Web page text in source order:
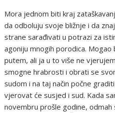
Mora jednom biti kraj
da odboluju svoje bližnje i da
strane sarađivati u potrazi za
agoniju mnogih porodica.
putem, ali ja u to više ne
smogne hrabrosti i obrati se
sudom i na taj način počne
vjerovat će susjed i sud. Kada
novembru prošle godine, odmah